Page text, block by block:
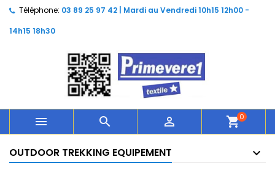
Téléphone: 03 89 25 97 42 | Mardi au Vendredi 10h15 12h00 -
14h15 18h30
   shopping_cart0
OUTDOOR TREKKING EQUIPEMENT